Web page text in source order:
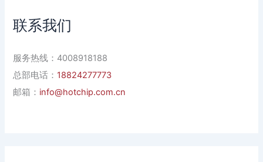
联系我们
服务热线：4008918188
总部电话：18824277773
邮箱： info@hotchip.com.cn